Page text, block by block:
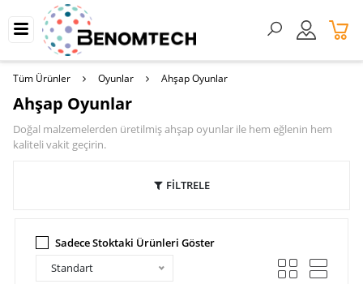
Tüm Ürünler Oyunlar Ahşap Oyunlar
Ahşap Oyunlar
Doğal malzemelerden üretilmiş ahşap oyunlar ile hem eğlenin hem
kaliteli vakit geçirin.
FİLTRELE
Sadece Stoktaki Ürünleri Göster
Standart